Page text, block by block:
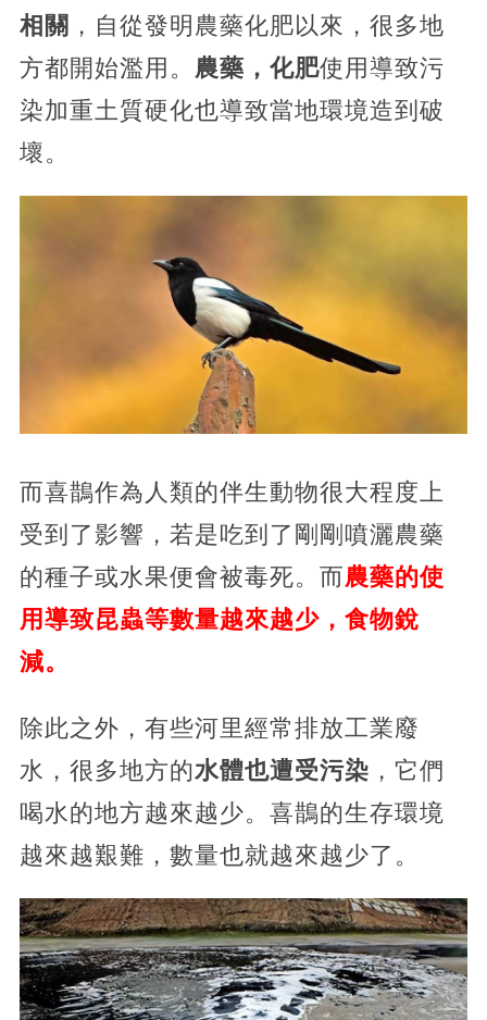
相關 ，自從發明農藥化肥以來，很多地
方都開始濫用。 農藥，化肥使用導致污
染加重土質硬化也導致當地環境造到破
壞。
而喜鵲作為人類的伴生動物很大程度上
受到了影響，若是吃到了剛剛噴灑農藥
的種子或水果便會被毒死。而農藥的使
用導致昆蟲等數量越來越少，食物銳
減。
除此之外，有些河里經常排放工業廢
水，很多地方的水體也遭受污染 ，它們
喝水的地方越來越少。喜鵲的生存環境
越來越艱難，數量也就越來越少了。